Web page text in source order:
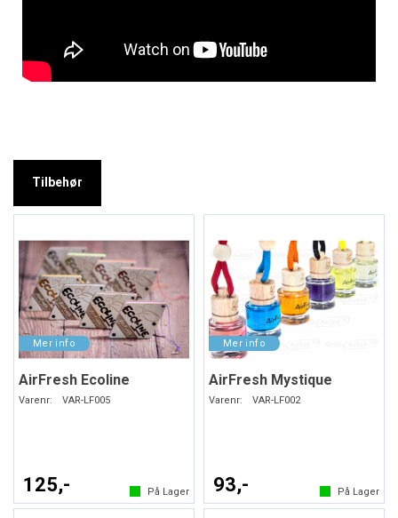
Tilbehør
AirFresh Ecoline
Varenr: VAR-LF005
125,- På Lager
AirFresh Mystique
Varenr: VAR-LF002
93,- På Lager